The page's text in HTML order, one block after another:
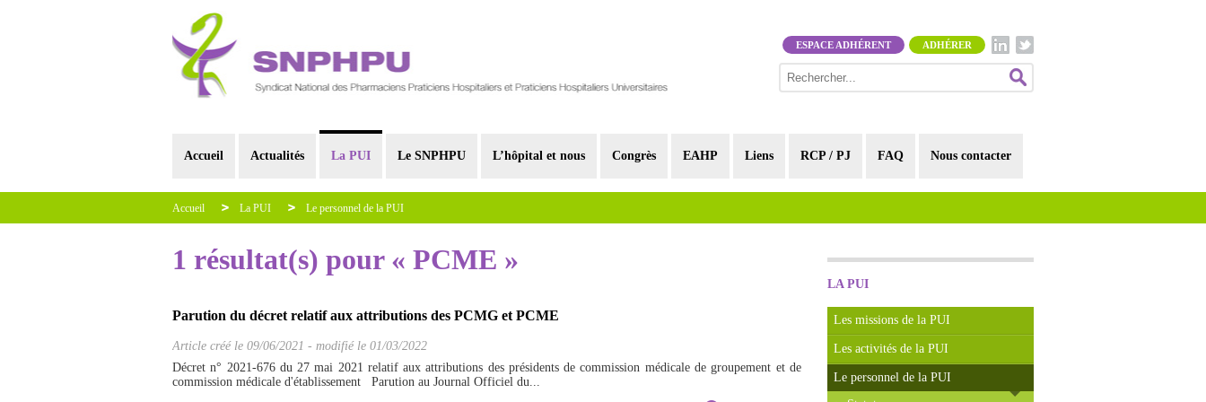
ADHÉRER
ESPACE ADHÉRENT
Accueil Actualités La PUI Le SNPHPU L’hôpital et nous Congrès EAHP Liens RCP / PJ FAQ Nous contacter
Accueil La PUI Le personnel de la PUI
LA PUI
Les missions de la PUI
Les activités de la PUI
Le personnel de la PUI
1 résultat(s) pour « PCME »
Parution du décret relatif aux attributions des PCMG et PCME
Article créé le 09/06/2021 - modifié le 01/03/2022
Décret n° 2021-676 du 27 mai 2021 relatif aux attributions des présidents de commission médicale de groupement et de
commission médicale d'établissement Parution au Journal Officiel du...